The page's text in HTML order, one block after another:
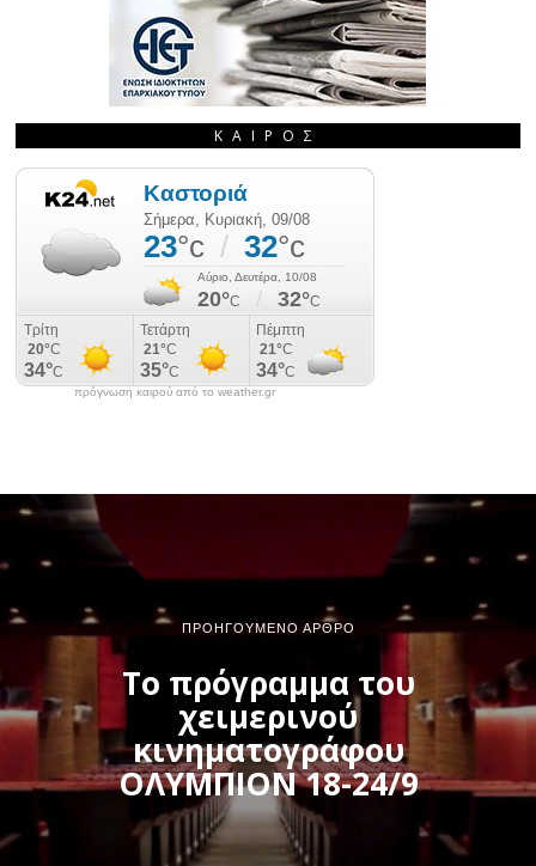
ΚΑΙΡΌΣ
πρόγνωση καιρού από το weather.gr
ΠΡΟΗΓΟΎΜΕΝΟ ΆΡΘΡΟ
Το πρόγραμμα του
χειμερινού
κινηματογράφου
ΟΛΥΜΠΙΟΝ 18-24/9